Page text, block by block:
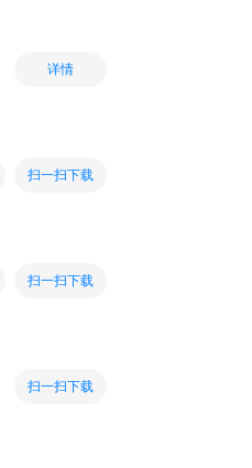
详情
扫一扫下载
扫一扫下载
扫一扫下载